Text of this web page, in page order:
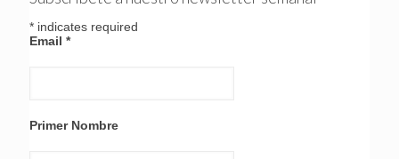
* indicates required
Email *
Primer Nombre